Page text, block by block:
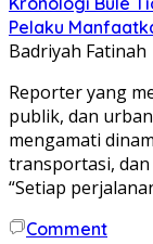
Pelaku
Badriyah Fatinah
Reporter yang
publik, dan
mengamati
transportasi,
“Setiap
Comment